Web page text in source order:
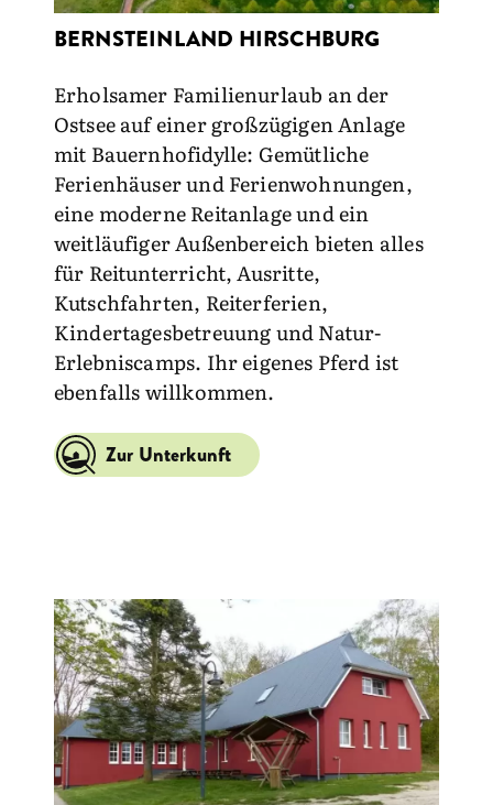
BERNSTEINLAND HIRSCHBURG
Erholsamer Familienurlaub an der
Ostsee auf einer großzügigen Anlage
mit Bauernhofidylle: Gemütliche
Ferienhäuser und Ferienwohnungen,
eine moderne Reitanlage und ein
weitläufiger Außenbereich bieten alles
für Reitunterricht, Ausritte,
Kutschfahrten, Reiterferien,
Kindertagesbetreuung und Natur-
Erlebniscamps. Ihr eigenes Pferd ist
ebenfalls willkommen.
Zur Unterkunft